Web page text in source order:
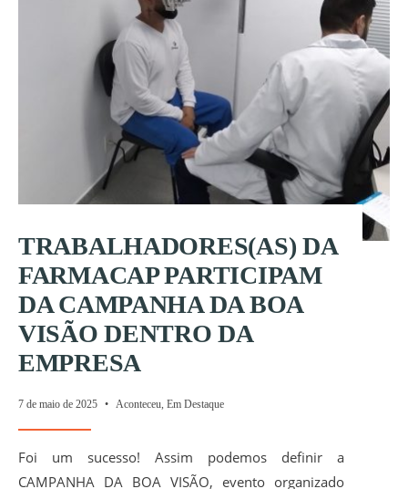
TRABALHADORES(AS) DA
FARMACAP PARTICIPAM
DA CAMPANHA DA BOA
VISÃO DENTRO DA
EMPRESA
7 de maio de 2025 • Aconteceu, Em Destaque
Foi um sucesso! Assim podemos definir a
CAMPANHA DA BOA VISÃO, evento organizado